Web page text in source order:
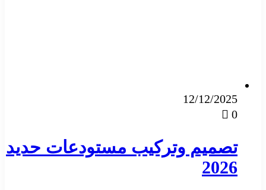
12/12/2025
0
تصميم وتركيب مستودعات حديد
2026